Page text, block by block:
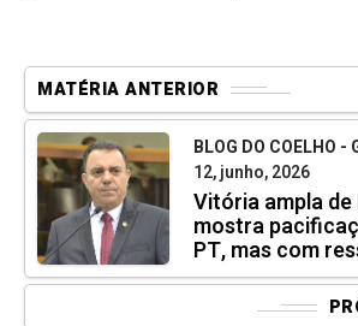
MATÉRIA ANTERIOR
BLOG DO COELHO -
12, junho, 2026
Vitória ampla de
mostra
PT, mas com